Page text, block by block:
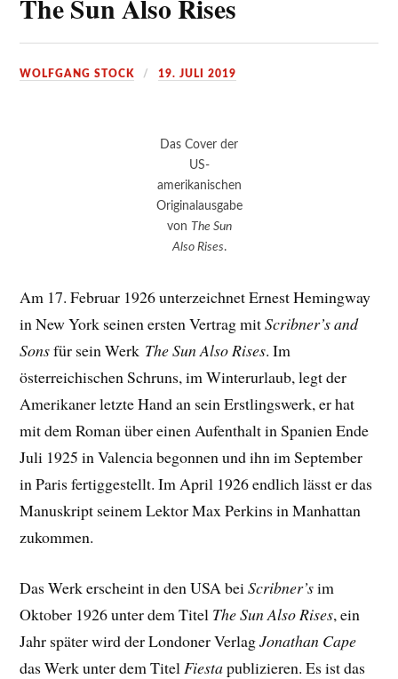
The Sun Also Rises
WOLFGANG STOCK 19. JULI 2019
Das Cover der
US-
amerikanischen
Originalausgabe
von The Sun
Also Rises.
Am 17. Februar 1926 unterzeichnet Ernest Hemingway
in New York seinen ersten Vertrag mitScribner’s and
Sonsfür sein Werk The Sun Also Rises. Im
österreichischen Schruns, im Winterurlaub, legt der
Amerikaner letzte Hand an sein Erstlingswerk, er hat
mit dem Roman über einen Aufenthalt in Spanien Ende
Juli 1925 in Valencia begonnen und ihn im September
in Paris fertiggestellt. Im April 1926 endlich lässt er das
Manuskript seinem Lektor Max Perkins in Manhattan
zukommen.
Das Werk erscheint in den USA beiScribner’sim
Oktober 1926 unter dem Titel The Sun Also Rises, ein
Jahr später wird der Londoner VerlagJonathan Cape
das Werk unter dem TitelFiestapublizieren. Es ist das